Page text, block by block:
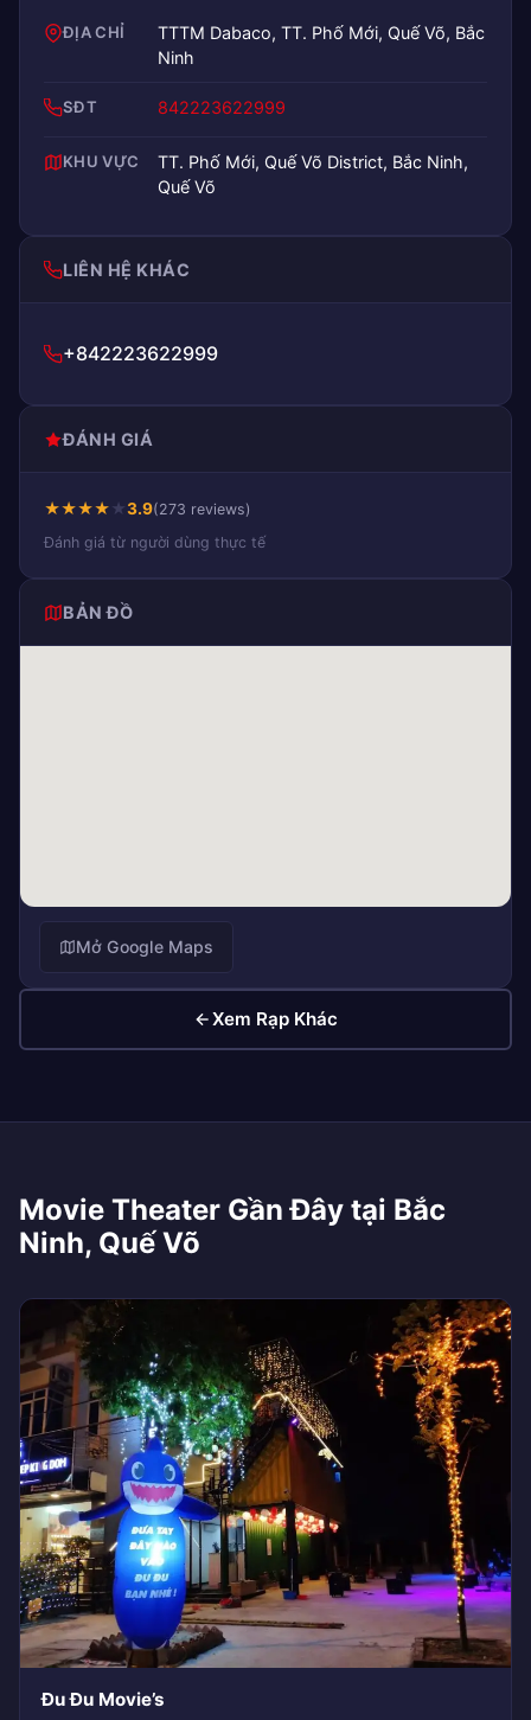
ĐỊA CHỈ
TTTM Dabaco, TT. Phố Mới, Quế Võ, Bắc
Ninh
SĐT 842223622999
KHU VỰC
TT. Phố Mới, Quế Võ District, Bắc Ninh,
Quế Võ
LIÊN HỆ KHÁC
+842223622999
ĐÁNH GIÁ
★★★★★3.9(273 reviews)
Đánh giá từ người dùng thực tế
BẢN ĐỒ
Mở Google Maps
Xem Rạp Khác
Movie Theater Gần Đây tại Bắc
Ninh, Quế Võ
Đu Đu Movie’s